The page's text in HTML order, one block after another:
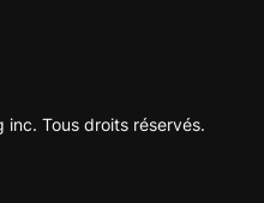
inc. Tous droits réservés.